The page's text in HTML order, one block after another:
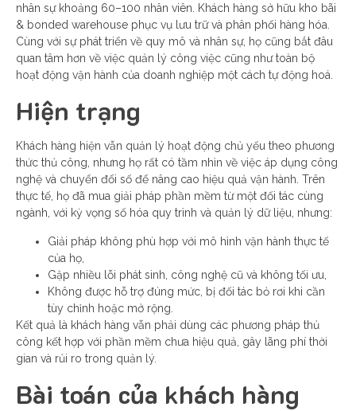
nhân sự khoảng 60–100 nhân viên . Khách hàng sở hữu kho bãi
& bonded warehouse phục vụ lưu trữ và phân phối hàng hóa.
Cùng với sự phát triển về quy mô và nhân sự, họ cũng bắt đâu
quan tâm hơn về việc quản lý công việc cũng như toàn bộ
hoạt động vận hành của doanh nghiệp một cách tự động hoá.
Hiện trạng
Khách hàng hiện vẫn quản lý hoạt động chủ yếu theo phương
thức thủ công, nhưng họ rất có tầm nhìn về việc áp dụng công
nghệ và chuyển đổi số để nâng cao hiệu quả vận hành. Trên
thực tế, họ đã mua giải pháp phần mềm từ một đối tác cùng
ngành, với kỳ vọng số hóa quy trình và quản lý dữ liệu, nhưng:
Giải pháp không phù hợp với mô hình vận hành thực tế
của họ,
Gặp nhiều lỗi phát sinh, công nghệ cũ và không tối ưu,
Không được hỗ trợ đúng mức, bị đối tác bỏ rơi khi cần
tùy chỉnh hoặc mở rộng.
Kết quả là khách hàng vẫn phải dùng các phương pháp thủ
công kết hợp với phần mềm chưa hiệu quả, gây lãng phí thời
gian và rủi ro trong quản lý.
Bài toán của khách hàng